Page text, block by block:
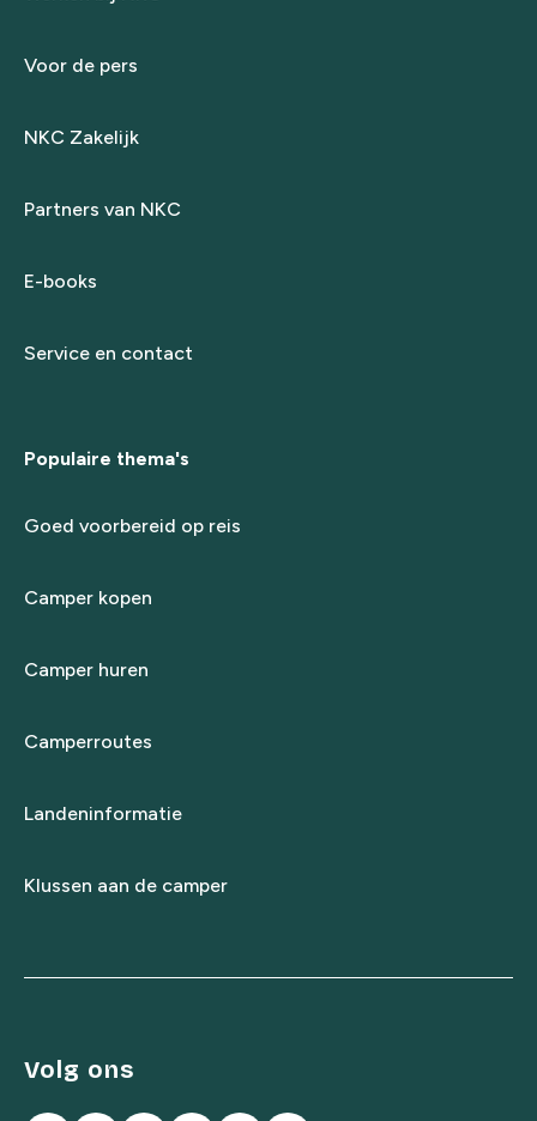
Voor de pers
NKC Zakelijk
Partners van NKC
E-books
Service en contact
Populaire thema's
Goed voorbereid op reis
Camper kopen
Camper huren
Camperroutes
Landeninformatie
Klussen aan de camper
Volg ons